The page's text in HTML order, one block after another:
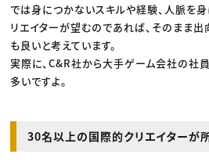
では身につかないスキルや経験、人脈を
リエイターが望むのであれば、そのまま
も良いと考えています。
実際に、C&R社から大手ゲーム会社の社
多いですよ。
30名以上の国際的クリエイターが